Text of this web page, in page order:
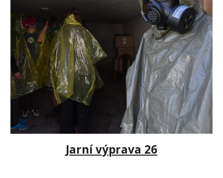
Jarní výprava 26